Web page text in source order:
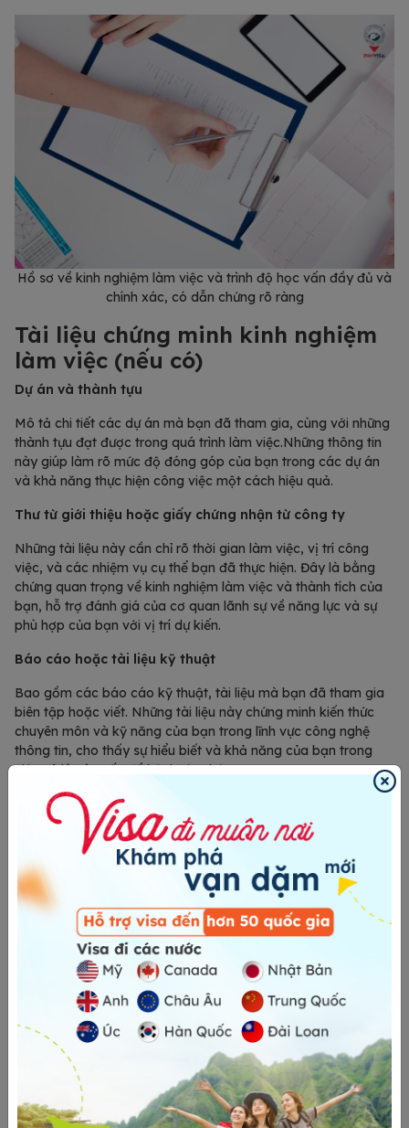
Hồ sơ về kinh nghiệm làm việc và trình độ học vấn đầy đủ và
chính xác, có dẫn chứng rõ ràng
Tài liệu chứng minh kinh nghiệm
làm việc (nếu có)
Dự án và thành tựu
Mô tả chi tiết các dự án mà bạn đã tham gia, cùng với những
thành tựu đạt được trong quá trình làm việc.Những thông tin
này giúp làm rõ mức độ đóng góp của bạn trong các dự án
và khả năng thực hiện công việc một cách hiệu quả.
Thư từ giới thiệu hoặc giấy chứng nhận từ công ty
Những tài liệu này cần chỉ rõ thời gian làm việc, vị trí công
việc, và các nhiệm vụ cụ thể bạn đã thực hiện. Đây là bằng
chứng quan trọng về kinh nghiệm làm việc và thành tích của
bạn, hỗ trợ đánh giá của cơ quan lãnh sự về năng lực và sự
phù hợp của bạn với vị trí dự kiến.
Báo cáo hoặc tài liệu kỹ thuật
Bao gồm các báo cáo kỹ thuật, tài liệu mà bạn đã tham gia
biên tập hoặc viết. Những tài liệu này chứng minh kiến thức
chuyên môn và kỹ năng của bạn trong lĩnh vực công nghệ
thông tin, cho thấy sự hiểu biết và khả năng của bạn trong
việc xử lý các vấn đề kỹ thuật phức tạp.
Thư mời làm việc từ doanh nghiệp Hàn Quốc
Để đảm bảo hồ sơ xin Visa E7-2 của bạn được xử lý chính
xác, bạn cần có thư mời làm việc từ một doanh nghiệp Hàn
Quốc.
Thư mời nên bao gồm tên doanh nghiệp, địa chỉ, thông tin liên
hệ, mã số thuế và các thông tin liên quan. Đồng thời, thư cần
mô tả rõ lý do doanh nghiệp muốn mời bạn làm việc, vị trí
công việc cụ thể, và các yêu cầu về trình độ học vấn, kinh
nghiệm làm việc, và kỹ năng chuyên môn.